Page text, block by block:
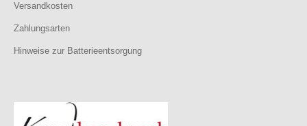
Versandkosten
Zahlungsarten
Hinweise zur Batterieentsorgung